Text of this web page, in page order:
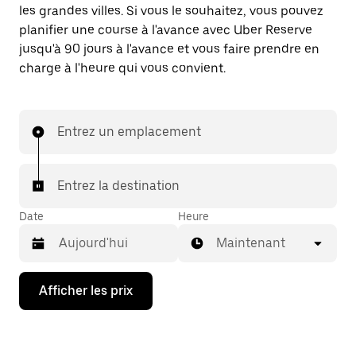
les grandes villes. Si vous le souhaitez, vous pouvez
planifier une course à l'avance avec Uber Reserve
jusqu'à 90 jours à l'avance et vous faire prendre en
charge à l'heure qui vous convient.
Entrez un emplacement
Entrez la destination
Date
Appuyez
la
Heure
Maintenant
Afficher les prix